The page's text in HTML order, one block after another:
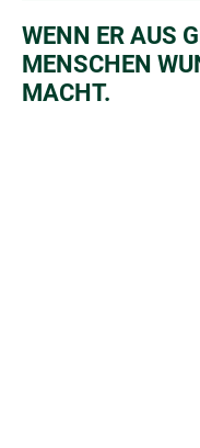
WENN ER AUS
MENSCHEN
MACHT.